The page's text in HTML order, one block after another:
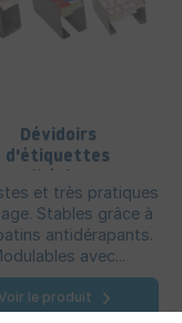
Dévidoirs
d'étiquettes
et très pratiques
Stables grâce à
antidérapants.
avec...
Voir le produit